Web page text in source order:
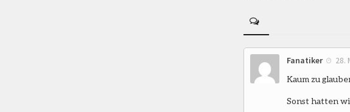
Fanatiker 28.
Kaum zu
Sonst hatten